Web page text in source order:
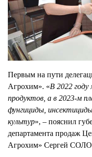
Первым на пути
Агрохим». «В 2022
продуктов, а в 2023-м
фунгициды,
культур», – пояснил
департамента продаж
Агрохим» Сергей